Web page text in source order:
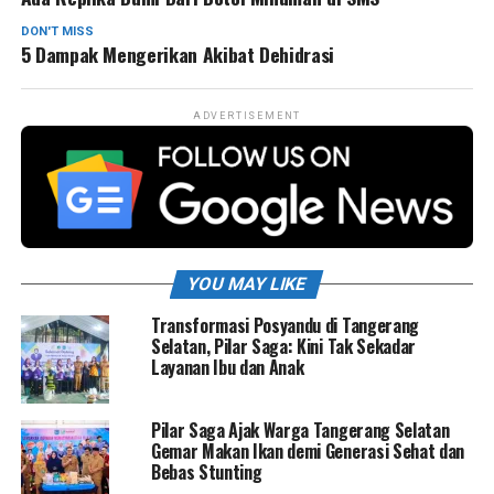
DON'T MISS
5 Dampak Mengerikan Akibat Dehidrasi
ADVERTISEMENT
YOU MAY LIKE
Transformasi Posyandu di Tangerang
Selatan, Pilar Saga: Kini Tak Sekadar
Layanan Ibu dan Anak
Pilar Saga Ajak Warga Tangerang Selatan
Gemar Makan Ikan demi Generasi Sehat dan
Bebas Stunting